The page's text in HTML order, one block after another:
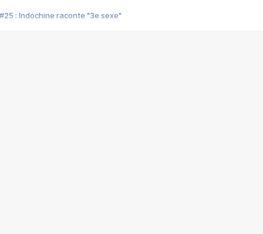
#25 : Indochine raconte "3e sexe"